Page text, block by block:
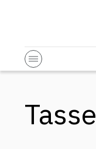
Tasse